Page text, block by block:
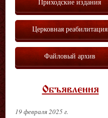
Церковная реабилитация
Файловый архив
Объявления
19 февраля 2025 г.